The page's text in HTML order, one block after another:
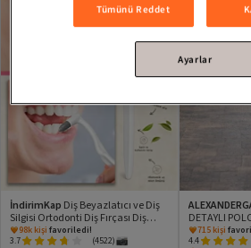
İndirimKap Diş Beyazlatıcı ve Diş
Silgisi Ortodonti Diş Fırçası Diş
Leke Tartar Çıkarıcı Ağız Bakım
Fırçası
98k kişifavoriledi!
Hızlı Teslimatyapılıyor!
98k kişi favoriledi!
3.7 (4522)
DETAYLI
(BARAKM)
715 kişi
Hızlı
715 kişi
4.4
Tümünü Reddet
Ayarlar